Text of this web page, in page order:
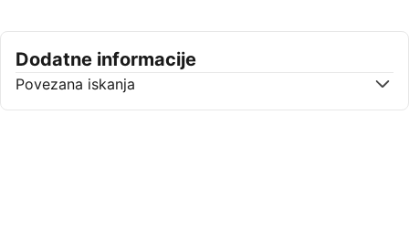
Dodatne informacije
Povezana iskanja